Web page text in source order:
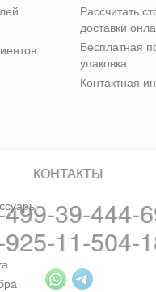
Рассчитать
доставки
Бесплатная
упаковка
Контактная
КОНТАКТЫ
39-444-
11-504-